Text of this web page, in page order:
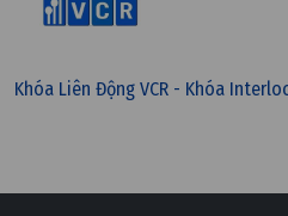
Khóa Liên Động VCR - Khóa